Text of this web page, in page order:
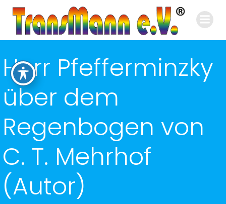
Zum
Inhalt
springen
Herr Pfefferminzky
über dem
Regenbogen von
C. T. Mehrhof
(Autor)